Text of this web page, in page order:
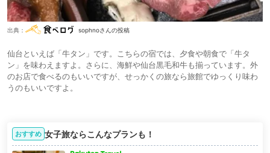
出典： sophnoさんの投稿
仙台といえば「牛タン」です。こちらの宿では、夕食や朝食で「牛タ
ン」を味わえますよ。さらに、海鮮や仙台黒毛和牛も揃っています。外
のお店で食べるのもいいですが、せっかくの旅なら旅館でゆっくり味わ
うのもいいですよ。
おすすめ 女子旅ならこんなプランも！